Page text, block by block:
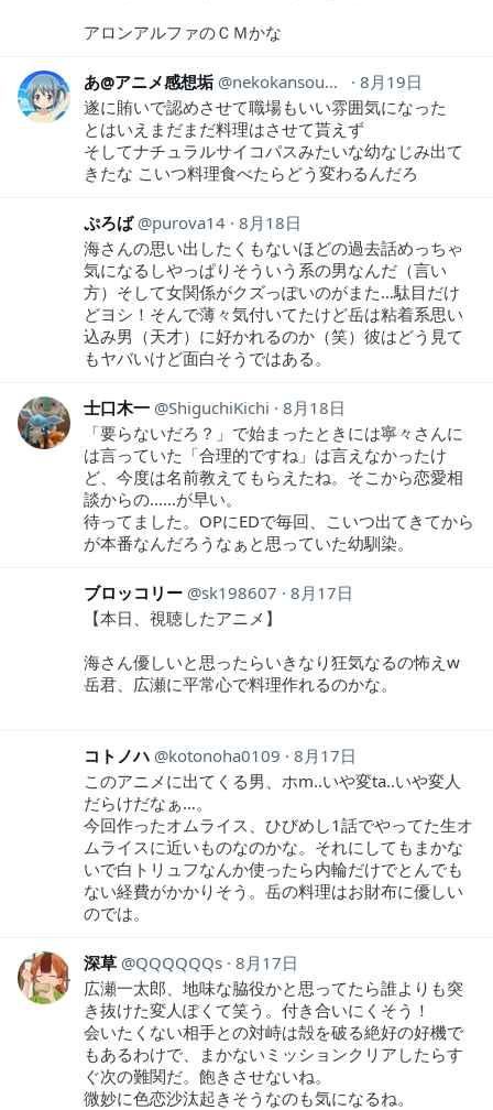
アロンアルファのＣＭかな
あ@アニメ感想垢 nekokansouyox
8月19日
遂に賄いで認めさせて職場もいい雰囲気になった
とはいえまだまだ料理はさせて貰えず
そしてナチュラルサイコパスみたいな幼なじみ出て
きたな こいつ料理食べたらどう変わるんだろ
ぷろば purova14 8月18日
海さんの思い出したくもないほどの過去話めっちゃ
気になるしやっぱりそういう系の男なんだ（言い
方）そして女関係がクズっぽいのがまた…駄目だけ
どヨシ！そんで薄々気付いてたけど岳は粘着系思い
込み男（天才）に好かれるのか（笑）彼はどう見て
もヤバいけど面白そうではある。
士口木一 ShiguchiKichi
8月18日
「要らないだろ？」で始まったときには寧々さんに
は言っていた「合理的ですね」は言えなかったけ
ど、今度は名前教えてもらえたね。そこから恋愛相
談からの……が早い。
待ってました。OPにEDで毎回、こいつ出てきてから
が本番なんだろうなぁと思っていた幼馴染。
ブロッコリー sk198607
8月17日
【本日、視聴したアニメ】
海さん優しいと思ったらいきなり狂気なるの怖えw
岳君、広瀬に平常心で料理作れるのかな。
コトノハ kotonoha0109
8月17日
このアニメに出てくる男、ホm..いや変ta..いや変人
だらけだなぁ…。
今回作ったオムライス、ひびめし1話でやってた生オ
ムライスに近いものなのかな。それにしてもまかな
いで白トリュフなんか使ったら内輪だけでとんでも
ない経費がかかりそう。岳の料理はお財布に優しい
のでは。
深草 QQQQQQs 8月17日
広瀬一太郎、地味な脇役かと思ってたら誰よりも突
き抜けた変人ぽくて笑う。付き合いにくそう！
会いたくない相手との対峙は殻を破る絶好の好機で
もあるわけで、まかないミッションクリアしたらす
ぐ次の難関だ。飽きさせないね。
微妙に色恋沙汰起きそうなのも気になるね。